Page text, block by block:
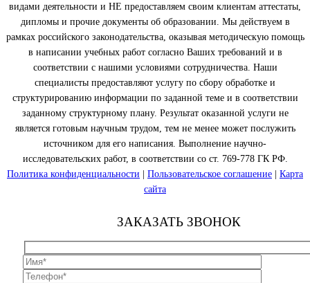
видами деятельности и НЕ предоставляем своим клиентам аттестаты,
дипломы и прочие документы об образовании. Мы действуем в
рамках российского законодательства, оказывая методическую помощь
в написании учебных работ согласно Ваших требований и в
соответствии с нашими условиями сотрудничества. Наши
специалисты предоставляют услугу по сбору обработке и
структурированию информации по заданной теме и в соответствии
заданному структурному плану. Результат оказанной услуги не
является готовым научным трудом, тем не менее может послужить
источником для его написания. Выполнение научно-
исследовательских работ, в соответствии со ст. 769-778 ГК РФ.
Политика конфиденциальности
Пользовательское соглашение
Карта
сайта
ЗАКАЗАТЬ ЗВОНОК